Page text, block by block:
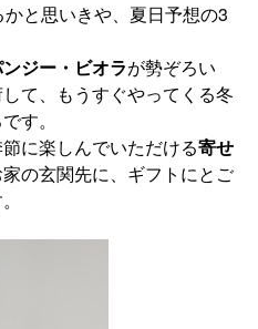
と思いきや、夏日予想の3
ジー・ビオラが勢ぞろい
て、もうすぐやってくる冬
す。
に楽しんでいただける寄せ
の玄関先に、ギフトにとご